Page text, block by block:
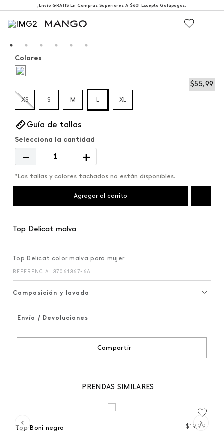
¡Envío GRATIS En Compras Superiores A $60! Excepto Galápagos.
$55,99
Colores
XS S M L XL
Guía de tallas
＋
－
*Las tallas y colores tachados no están disponibles.
Agregar al carrito
Top Delicat malva
Top Delicat color malva para mujer
REFERENCIA : 37061367-68
Composición y lavado
Envío / Devoluciones
Compartir
PRENDAS SIMILARES
Top Boni negro $19,99